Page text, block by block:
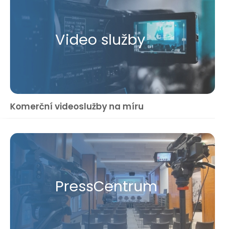
Video služby
Komerční videoslužby na míru
Press​Centrum